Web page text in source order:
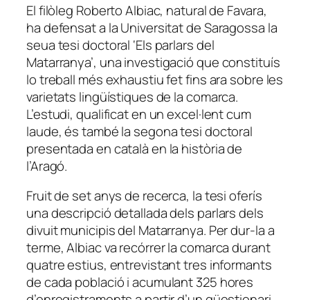
El filòleg Roberto Albiac, natural de Favara,
ha defensat a la Universitat de Saragossa la
seua tesi doctoral ‘Els parlars del
Matarranya’, una investigació que constituís
lo treball més exhaustiu fet fins ara sobre les
varietats lingüístiques de la comarca.
L’estudi, qualificat en un excel·lent cum
laude, és també la segona tesi doctoral
presentada en català en la història de
l’Aragó.
Fruit de set anys de recerca, la tesi oferís
una descripció detallada dels parlars dels
divuit municipis del Matarranya. Per dur-la a
terme, Albiac va recórrer la comarca durant
quatre estius, entrevistant tres informants
de cada població i acumulant 325 hores